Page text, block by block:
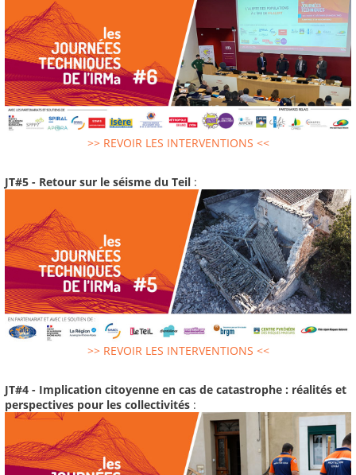
>> REVOIR LES INTERVENTIONS <<
JT#5 - Retour sur le séisme du Teil :
>> REVOIR LES INTERVENTIONS <<
JT#4 - Implication citoyenne en cas de catastrophe : réalités et
perspectives pour les collectivités :